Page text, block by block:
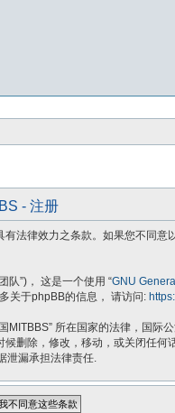
- 注册
法律效力之条款。如果您不同
队”)， 这是一个使用 “GNU
关于phpBB的信息， 请访问:
所在国家的法律，国际
删除，修改，移动，或关闭任
泄漏承担法律责任.